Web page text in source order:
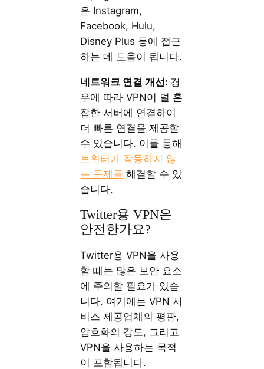
은 Instagram,
Facebook, Hulu,
Disney Plus 등에 접근
하는 데 도움이 됩니다.
네트워크 연결 개선: 경
우에 따라 VPN이 덜 혼
잡한 서버에 연결하여
더 빠른 연결을 제공할
수 있습니다. 이를 통해
트위터가 작동하지 않
는 문제를 해결할 수 있
습니다.
Twitter용 VPN은
안전한가요?
Twitter용 VPN을 사용
할 때는 많은 보안 요소
에 주의할 필요가 있습
니다. 여기에는 VPN 서
비스 제공업체의 평판,
암호화의 강도, 그리고
VPN을 사용하는 목적
이 포함됩니다.